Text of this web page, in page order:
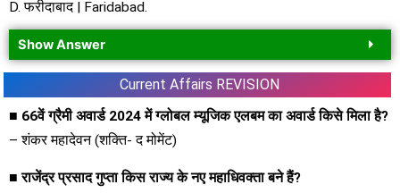
D. फरीदाबाद | Faridabad.
Show Answer
Current Affairs REVISION
■ 66वें ग्रैमी अवार्ड 2024 में ग्लोबल म्यूजिक एलबम का अवार्ड किसे मिला है?
– शंकर महादेवन (शक्ति- द मोमेंट)
■ राजेंद्र प्रसाद गुप्ता किस राज्य के नए महाधिवक्ता बने हैं?